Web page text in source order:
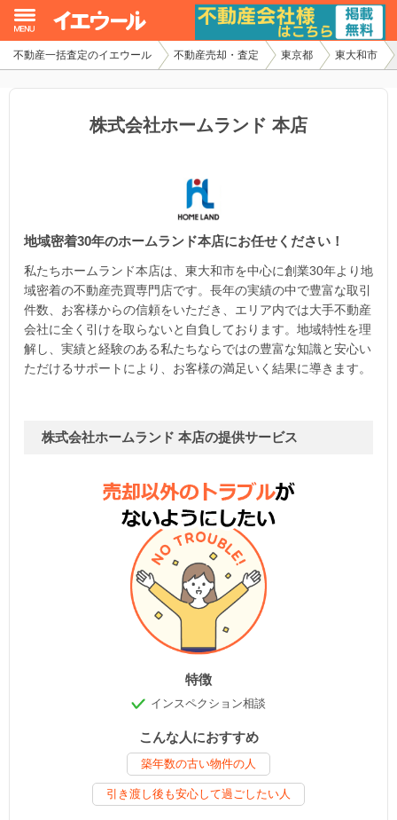
不動産一括査定のイエウール 不動産売却・査定 東京都 東大和市
株式会社ホームランド 本店
地域密着30年のホームランド本店にお任せください！
私たちホームランド本店は、東大和市を中心に創業30年より地
域密着の不動産売買専門店です。長年の実績の中で豊富な取引
件数、お客様からの信頼をいただき、エリア内では大手不動産
会社に全く引けを取らないと自負しております。地域特性を理
解し、実績と経験のある私たちならではの豊富な知識と安心い
ただけるサポートにより、お客様の満足いく結果に導きます。
株式会社ホームランド 本店の提供サービス
特徴
インスペクション相談
こんな人におすすめ
築年数の古い物件の人
引き渡し後も安心して過ごしたい人
イエウール加盟希望の不動産会社様
家査定シミュレーター
お問い合わせ